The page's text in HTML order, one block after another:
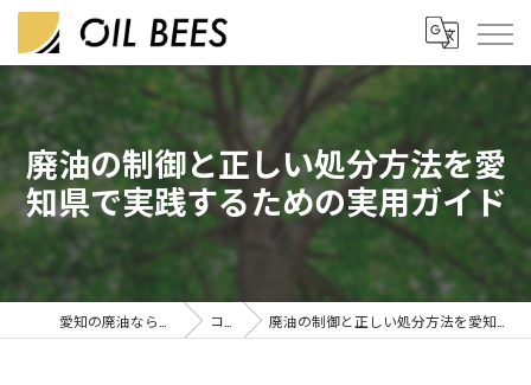
廃油の制御と正しい処分方法を愛
知県で実践するための実用ガイド
コラム 廃油の制御と正しい処分方法を愛知県で実践するための実用ガイド